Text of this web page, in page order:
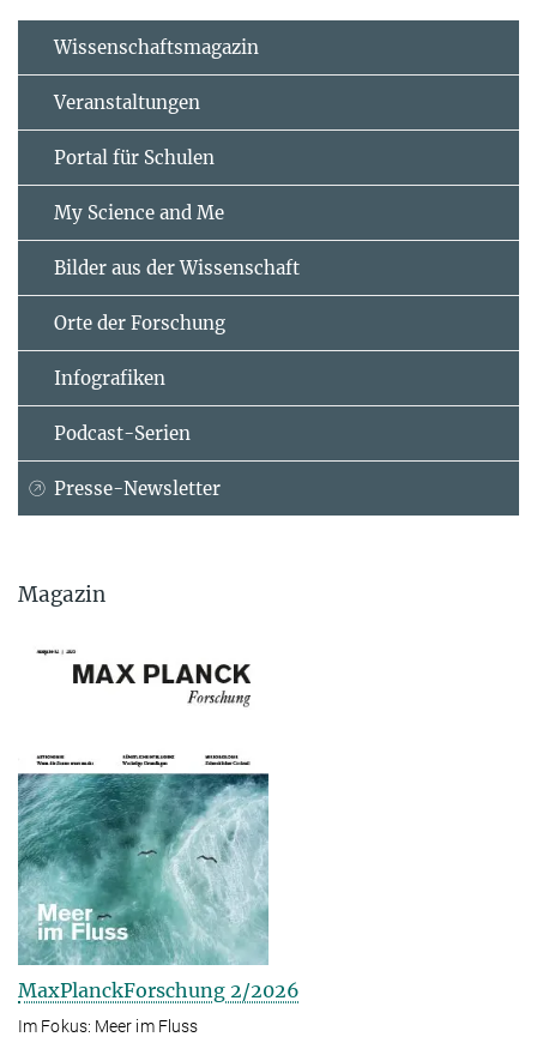
Wissenschaftsmagazin
Veranstaltungen
Portal für Schulen
My Science and Me
Bilder aus der Wissenschaft
Orte der Forschung
Infografiken
Podcast-Serien
Presse-Newsletter
Magazin
MaxPlanckForschung 2/2026
Im Fokus: Meer im Fluss